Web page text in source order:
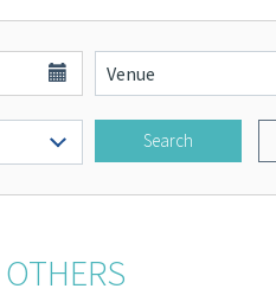
Search
OTHERS